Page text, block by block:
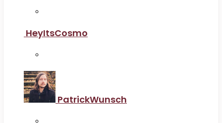
HeyItsCosmo
PatrickWunsch